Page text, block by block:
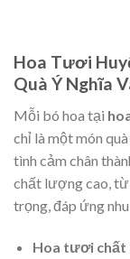
Hoa Tươi
Quà Ý Nghĩa
Mỗi bó hoa tại
chỉ là một món
tình cảm chân
chất lượng cao, từ
trọng, đáp ứng
Hoa tươi chất